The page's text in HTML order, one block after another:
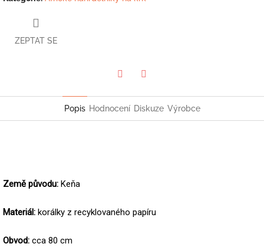
ZEPTAT SE
Popis Hodnocení Diskuze Výrobce
Země původu: Keňa
Materiál: korálky z recyklovaného papíru
Obvod: cca 80 cm